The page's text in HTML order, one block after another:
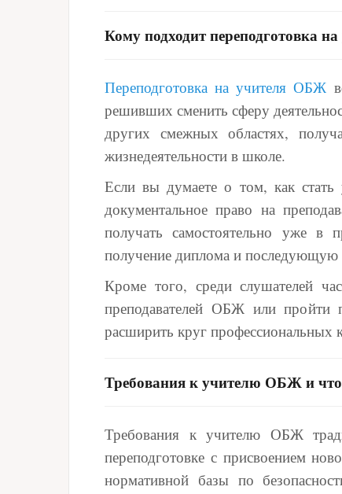
Кому подходит переподготовка
Переподготовка на учителя ОБЖ
решивших сменить сферу
других смежных областях,
жизнедеятельности в школе.
Если вы думаете о том, как стать
документальное право на
получать самостоятельно уже в
получение диплома и последующую
Кроме того, среди слушателей
преподавателей ОБЖ или пройти
расширить круг профессиональных
Требования к учителю ОБЖ и
Требования к учителю ОБЖ
переподготовке с присвоением
нормативной базы по